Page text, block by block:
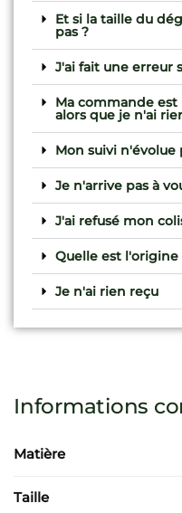
Et si la taille du
pas ?
J'ai fait une erreur
Ma commande
alors que je n'ai
Mon suivi n'évolue
Je n'arrive pas à
J'ai refusé mon
Quelle est
Je n'ai rien reçu
Informations
Matière
Taille